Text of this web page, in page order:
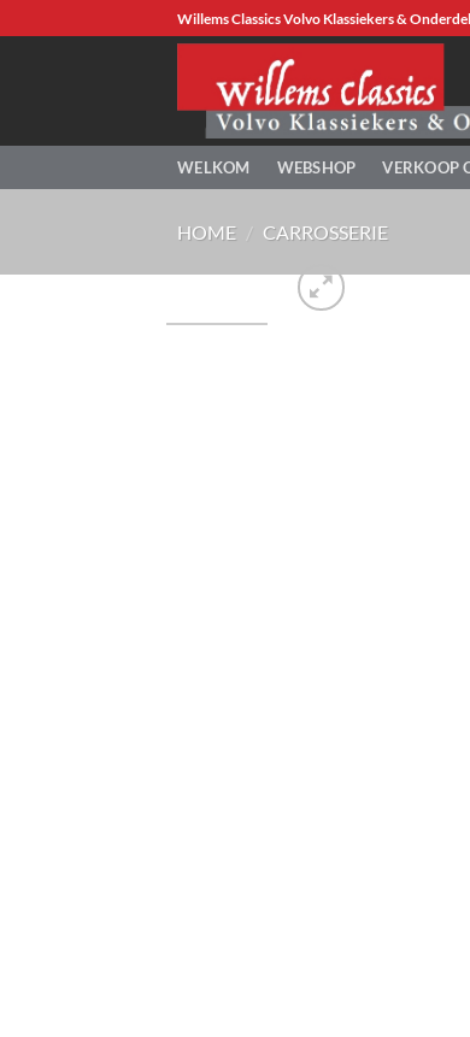
naar
Willems Classics Volvo Klassiekers &
WELKOM WEBSHOP VERKOOP
HOME / CARROSSERIE